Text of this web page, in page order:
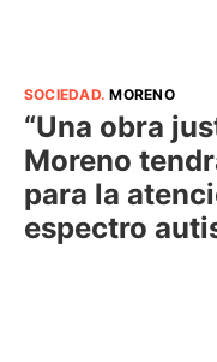
SOCIEDAD.MORENO
“Una obra
Moreno
para la
espectro